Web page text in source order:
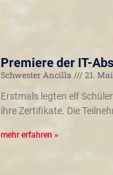
Premiere der IT-
Schwester Ancilla
21.
Erstmals legten elf
ihre Zertifikate. Die
mehr erfahren »